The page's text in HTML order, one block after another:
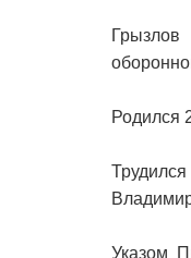
Грызлов
Родился
Указом